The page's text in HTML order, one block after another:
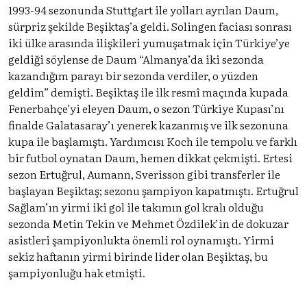
1993-94 sezonunda Stuttgart ile yolları ayrılan Daum,
sürpriz şekilde Beşiktaş’a geldi. Solingen faciası sonrası
iki ülke arasında ilişkileri yumuşatmak için Türkiye’ye
geldiği söylense de Daum “Almanya’da iki sezonda
kazandığım parayı bir sezonda verdiler, o yüzden
geldim” demişti. Beşiktaş ile ilk resmî maçında kupada
Fenerbahçe’yi eleyen Daum, o sezon Türkiye Kupası’nı
finalde Galatasaray’ı yenerek kazanmış ve ilk sezonuna
kupa ile başlamıştı. Yardımcısı Koch ile tempolu ve farklı
bir futbol oynatan Daum, hemen dikkat çekmişti. Ertesi
sezon Ertuğrul, Aumann, Sverisson gibi transferler ile
başlayan Beşiktaş; sezonu şampiyon kapatmıştı. Ertuğrul
Sağlam’ın yirmi iki gol ile takımın gol kralı olduğu
sezonda Metin Tekin ve Mehmet Özdilek’in de dokuzar
asistleri şampiyonlukta önemli rol oynamıştı. Yirmi
sekiz haftanın yirmi birinde lider olan Beşiktaş, bu
şampiyonluğu hak etmişti.